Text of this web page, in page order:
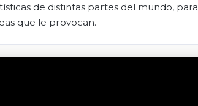
de distintas partes del mundo, para
que le provocan.